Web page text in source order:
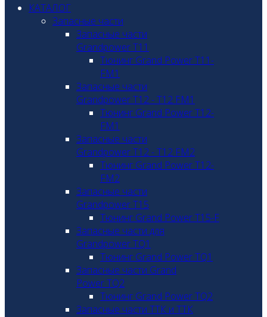
КАТАЛОГ
Запасные части
Запасные части
Grandpower T11
Тюнинг Grand Power T11-
FM1
Запасные части
Grandpower T12 - T12 FM1
Тюнинг Grand Power T12-
FM1
Запасные части
Grandpower T12 - T12 FM2
Тюнинг Grand Power T12-
FM2
Запасные части
Grandpower T15
Тюнинг Grand Power T15-F
Запасные части для
Grandpower TQ1
Тюнинг Grand Power TQ1
Запасные части Grand
Power TQ2
Тюнинг Grand Power TQ2
Запасные части ТТК и ТТК